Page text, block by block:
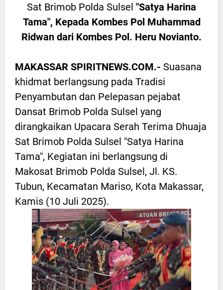
Sat Brimob Polda Sulsel "Satya Harina
Tama", Kepada Kombes Pol Muhammad
Ridwan dari Kombes Pol. Heru Novianto.
MAKASSAR SPIRITNEWS.COM.- Suasana
khidmat berlangsung pada Tradisi
Penyambutan dan Pelepasan pejabat
Dansat Brimob Polda Sulsel yang
dirangkaikan Upacara Serah Terima Dhuaja
Sat Brimob Polda Sulsel "Satya Harina
Tama", Kegiatan ini berlangsung di
Makosat Brimob Polda Sulsel, Jl. KS.
Tubun, Kecamatan Mariso, Kota Makassar,
Kamis (10 Juli 2025).